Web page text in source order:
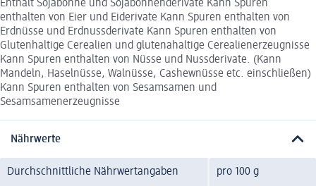
Enthält Sojabohne und Sojabohnenderivate Kann Spuren
enthalten von Eier und Eiderivate Kann Spuren enthalten von
Erdnüsse und Erdnussderivate Kann Spuren enthalten von
Glutenhaltige Cerealien und glutenahaltige Cerealienerzeugnisse
Kann Spuren enthalten von Nüsse und Nussderivate. (Kann
Mandeln, Haselnüsse, Walnüsse, Cashewnüsse etc. einschließen)
Kann Spuren enthalten von Sesamsamen und
Sesamsamenerzeugnisse
Nährwerte
Durchschnittliche Nährwertangaben pro 100 g